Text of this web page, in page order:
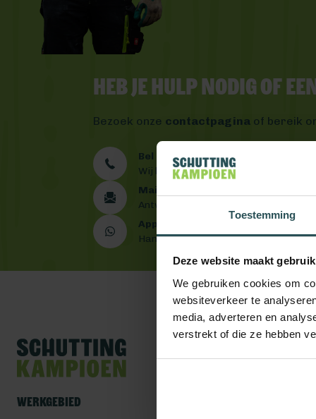
Toestemming
Deze website maakt
We gebruiken cookies om
websiteverkeer te
media, adverteren en
verstrekt of die ze hebben
Heb je hulp nodig of
Bezoek onze contactpagina of bereik
Bel ons 0492 - 313 008
Wij helpen je graag verder
Mail ons
Antwoord binnen één werkdag
App ons
Handig toch?
Werkgebied